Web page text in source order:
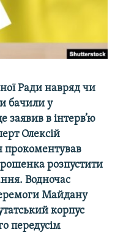
Ради навряд чи
бачили у
в інтерв’ю
Олексій
прокоментував
розпустити
Водночас
Майдану
корпус
передусім